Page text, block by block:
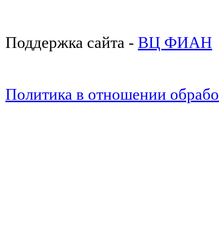
Поддержка сайта - ВЦ ФИАН
Политика в отношении